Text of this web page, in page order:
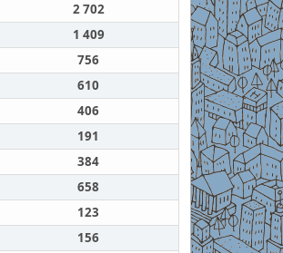
2 702
1 409
756
610
406
191
384
658
123
156